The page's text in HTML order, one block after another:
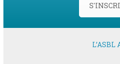
L’ASBL